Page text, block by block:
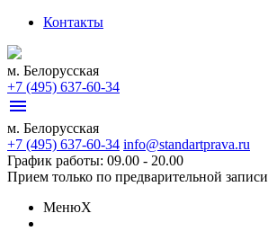
Контакты
м. Белорусская
+7 (495) 637-60-34
menu
м. Белорусская
+7 (495) 637-60-34 info@standartprava.ru
График работы: 09.00 - 20.00
Прием только по предварительной записи
МенюX